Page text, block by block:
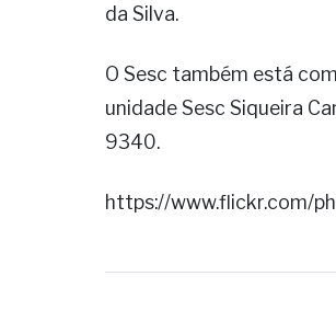
da Silva.
O Sesc também está
unidade Sesc Siqueira
9340.
https://www.flickr.com/